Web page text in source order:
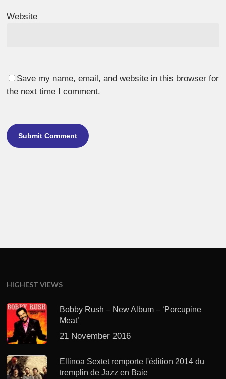
Website
Save my name, email, and website in this browser for
the next time I comment.
HIGHEST VIEWS
Bobby Rush – New Album – ‘Porcupine
Meat’
21 November 2016
Ellinoa Sextet remporte l'édition 2014 du
tremplin de Jazz en Baie